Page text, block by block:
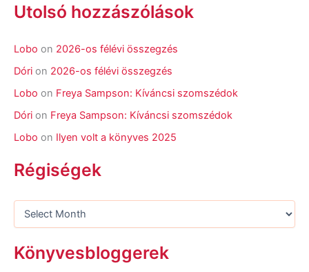
Utolsó hozzászólások
Lobo on 2026-os félévi összegzés
Dóri on 2026-os félévi összegzés
Lobo on Freya Sampson: Kíváncsi szomszédok
Dóri on Freya Sampson: Kíváncsi szomszédok
Lobo on Ilyen volt a könyves 2025
Régiségek
Könyvesbloggerek